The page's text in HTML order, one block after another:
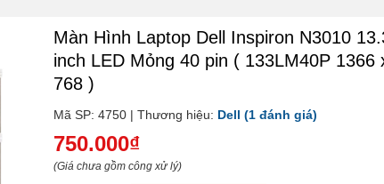
Màn Hình Laptop Dell Inspiron N3010
inch LED Mỏng 40 pin ( 133LM40P 1366
768 )
Mã SP: 4750 | Thương hiệu: Dell (1 đánh giá)
750.000₫
(Giá chưa gồm công xử lý)